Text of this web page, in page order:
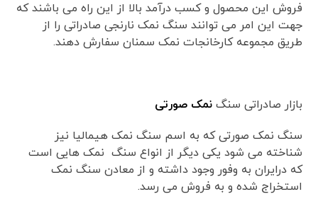
فروش این محصول و کسب درآمد بالا از این راه می باشند که
جهت این امر می توانند سنگ نمک نارنجی صادراتی را از
طریق مجموعه کارخانجات نمک سمنان سفارش دهند.
بازار صادراتی سنگنمک صورتی
سنگ نمک صورتی که به اسم سنگ نمک هیمالیا نیز
شناخته می شود یکی دیگر از انواع سنگ نمک هایی است
که درایران به وفور وجود داشته و از معادن سنگ نمک
استخراج شده و به فروش می رسد.